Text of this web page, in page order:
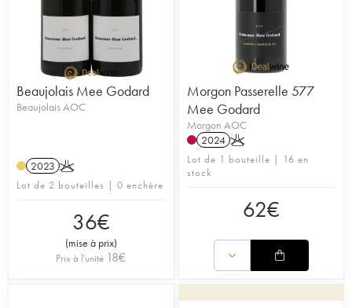
Beaujolais Mee Godard
Beaujolais AOC
2023 K
Lot de 2 bouteilles | 0 enchère
36€
(mise à prix)
Prix à l'unité 18€
Morgon Passerelle 577
Mee Godard
Morgon AOC
2024 K
Lot de 1 bouteille | 16 en
stock
62€